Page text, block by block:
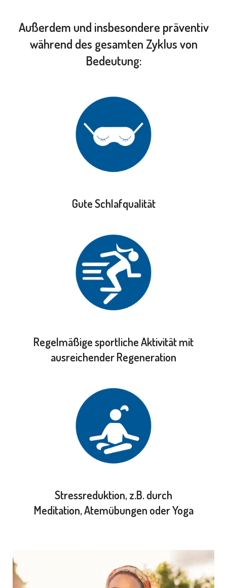
Außerdem und insbesondere präventiv
während des gesamten Zyklus von
Bedeutung:
Gute Schlafqualität
Regelmäßige sportliche Aktivität mit
ausreichender Regeneration
Stressreduktion, z.B. durch
Meditation, Atemübungen oder Yoga